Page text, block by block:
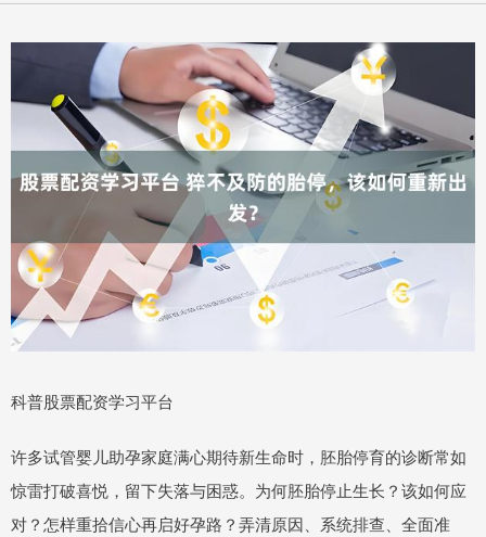
科普股票配资学习平台
许多试管婴儿助孕家庭满心期待新生命时，胚胎停育的诊断常如
惊雷打破喜悦，留下失落与困惑。为何胚胎停止生长？该如何应
对？怎样重拾信心再启好孕路？弄清原因、系统排查、全面准